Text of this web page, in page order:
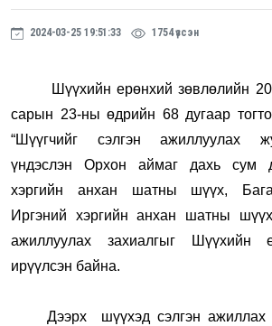
2024-03-25 19:51:33 1754 үзсэн
Шүүхийн ерөнхий зөвлөлийн
сарын 23-ны өдрийн 68 дугаар
“Шүүгчийг сэлгэн ажиллуулах
үндэслэн Орхон аймаг дахь сум
хэргийн анхан шатны шүүх,
Иргэний хэргийн анхан шатны
ажиллуулах захиалгыг Шүүхийн
ирүүлсэн байна.
Дээрх шүүхэд сэлгэн ажиллах